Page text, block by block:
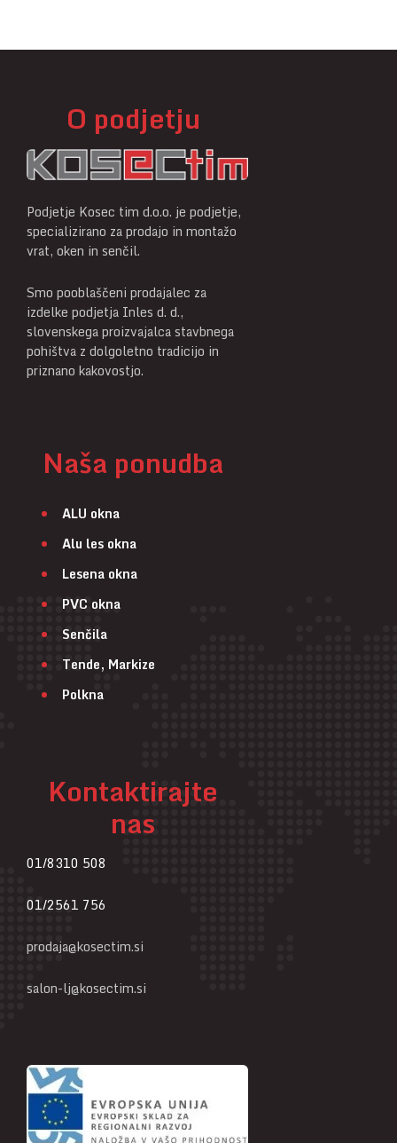
O podjetju
Podjetje Kosec tim d.o.o. je podjetje,
specializirano za prodajo in montažo
vrat, oken in senčil.
Smo pooblaščeni prodajalec za
izdelke podjetja Inles d. d.,
slovenskega proizvajalca stavbnega
pohištva z dolgoletno tradicijo in
priznano kakovostjo.
Naša ponudba
ALU okna
Alu les okna
Lesena okna
PVC okna
Senčila
Tende, Markize
Polkna
Kontaktirajte
nas
01/8310 508
01/2561 756
prodaja@kosectim.si
salon-lj@kosectim.si